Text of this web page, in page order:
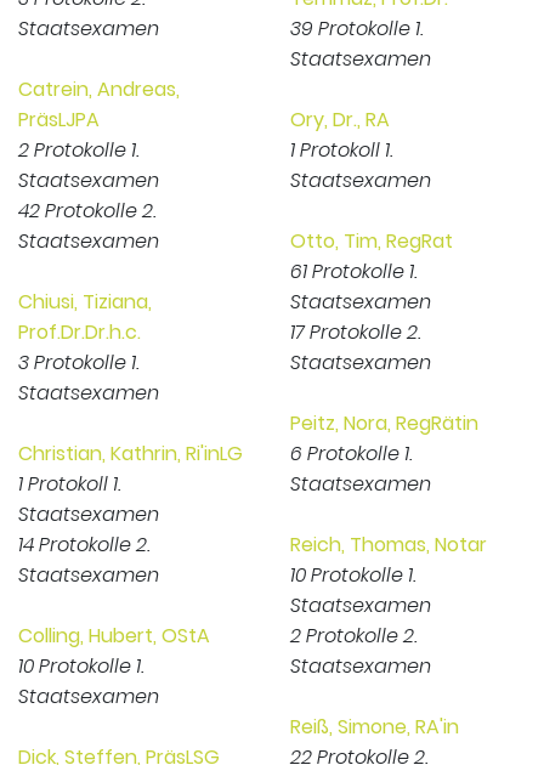
Staatsexamen
Catrein, Andreas,
PräsLJPA
2 Protokolle 1.
Staatsexamen
42 Protokolle 2.
Staatsexamen
Chiusi, Tiziana,
Prof.Dr.Dr.h.c.
3 Protokolle 1.
Staatsexamen
Christian, Kathrin, Ri'inLG
1 Protokoll 1.
Staatsexamen
14 Protokolle 2.
Staatsexamen
Colling, Hubert, OStA
10 Protokolle 1.
Staatsexamen
Dick, Steffen, PräsLSG
39 Protokolle 1.
Staatsexamen
Ory, Dr., RA
1 Protokoll 1.
Staatsexamen
Otto, Tim, RegRat
61 Protokolle 1.
Staatsexamen
17 Protokolle 2.
Staatsexamen
Peitz, Nora, RegRätin
6 Protokolle 1.
Staatsexamen
Reich, Thomas, Notar
10 Protokolle 1.
Staatsexamen
2 Protokolle 2.
Staatsexamen
Reiß, Simone, RA'in
22 Protokolle 2.